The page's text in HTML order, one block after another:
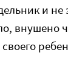
и
внушено